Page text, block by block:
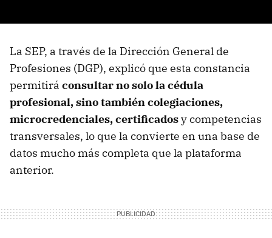
La SEP, a través de la Dirección General de
Profesiones (DGP), explicó que esta constancia
permitirá consultar no solo la cédula
profesional, sino también colegiaciones,
microcredenciales, certificadosy competencias
transversales, lo que la convierte en una base de
datos mucho más completa que la plataforma
anterior.